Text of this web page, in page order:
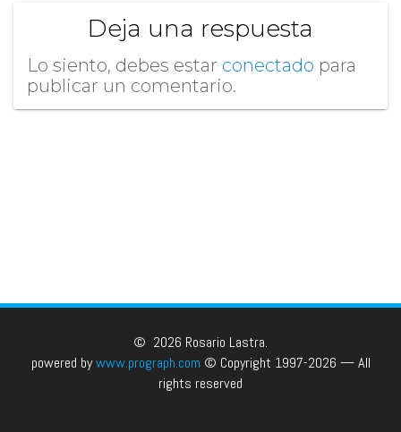
Deja una respuesta
Lo siento, debes estar conectado para
publicar un comentario.
© 2026 Rosario Lastra.
powered bywww.prograph.com © Copyright 1997-2026 — All
rights reserved